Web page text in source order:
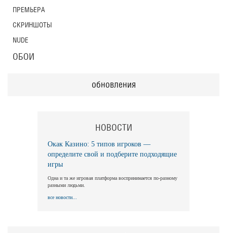
ПРЕМЬЕРА
СКРИНШОТЫ
NUDE
ОБОИ
обновления
НОВОСТИ
Окак Казино: 5 типов игроков —
определите свой и подберите подходящие
игры
Одна и та же игровая платформа воспринимается по-разному
разными людьми.
все новости...